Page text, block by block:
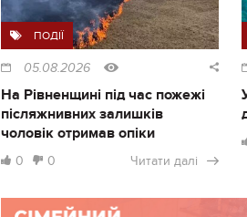
ПОДІЇ
05.08.2026
На Рівненщині під час пожежі
післяжнивних залишків
чоловік отримав опіки
0 0 Читати далі